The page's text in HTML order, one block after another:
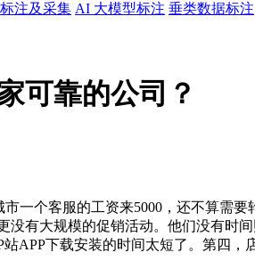
注及采集 AI 大模型标注 垂类数据标注
可靠的公司？
一个客服的工资来5000，还不算需
有大规模的促销活动。他们没有时
APP下载安装的时间太短了。第四，